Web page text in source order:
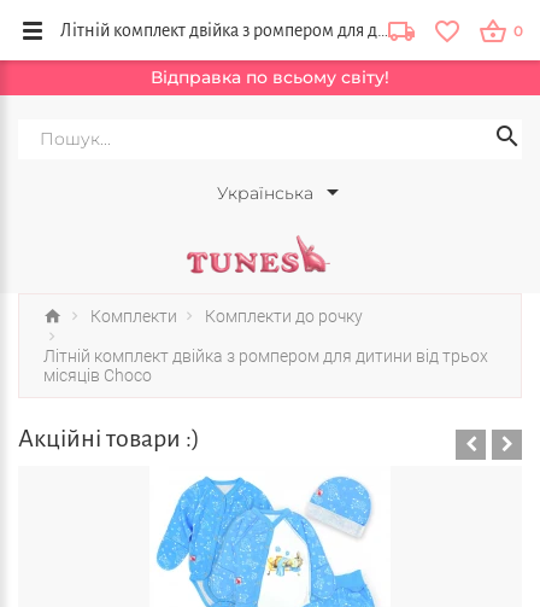
Відправка по всьому світу!
Українська
0
Комплекти Комплекти до рочку
Літній комплект двійка з ромпером для дитини від трьох
місяців Choco
Акційні товари :)